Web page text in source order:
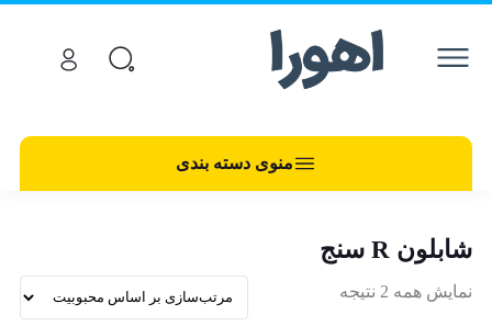
منوی دسته بندی
شابلون R سنج
نمایش همه 2 نتیجه